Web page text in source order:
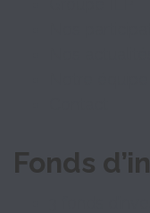
Fonds